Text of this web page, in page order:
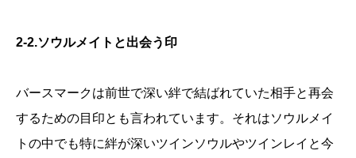
2-2.ソウルメイトと出会う印
バースマークは前世で深い絆で結ばれていた相手と再会
するための目印とも言われています。それはソウルメイ
トの中でも特に絆が深いツインソウルやツインレイと今